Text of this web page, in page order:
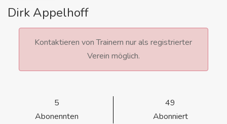
Dirk Appelhoff
Kontaktieren von Trainern nur als registrierter
Verein möglich.
5
Abonennten
49
Abonniert